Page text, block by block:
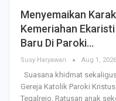
Menyemaikan
Kemeriahan
Baru Di Paroki…
Susy Haryawan Aug 1, 2026
Suasana khidmat
Gereja Katolik Paroki
Tegalrejo. Ratusan anak